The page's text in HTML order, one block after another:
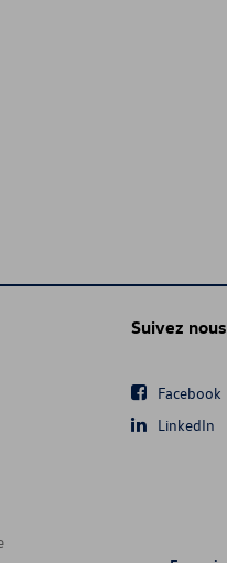
Suivez nous
Facebook
LinkedIn
Français